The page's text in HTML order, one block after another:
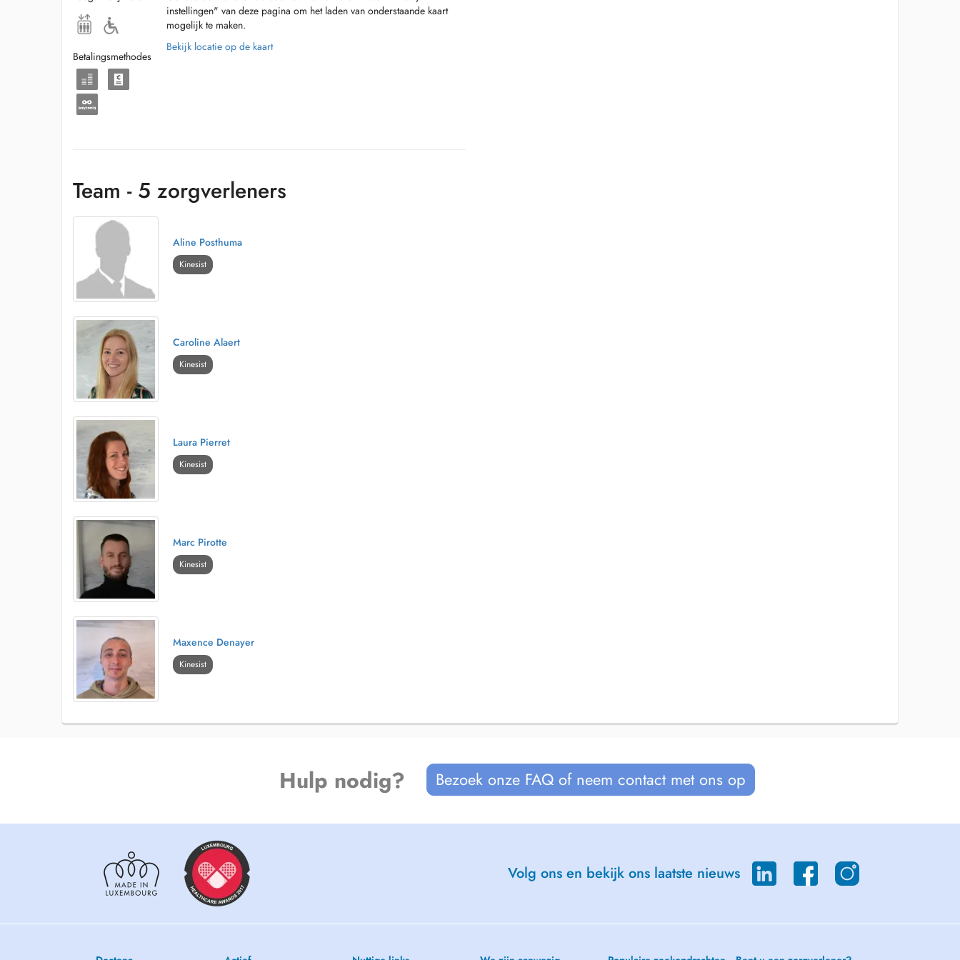
Rééducation du plancher pelvien féminine et masculine (urogynécologie)
Rééducation concernant une pathologie neurologique
Rééducation temporo-mandibulaire
Drainage lymphatique (manuel et par pressothérapie)
Thérapie par ondes de choc
Fangothérapie
Taping et kinésiotaping
Electrothérapie
Ultrason
LPG cicatrices
sous prescription médicale.
Tout rendez-vous doit être annulé au moins 24h à l'avance.
téléphone.
Tout rendez-vous non annulé sera facturé dans sa totalité.
Betalingsmethodes
instellingen" van deze pagina om het laden van onderstaande kaart
mogelijk te maken.
Bekijk locatie op de kaart
Team - 5 zorgverleners
Aline Posthuma
Kinesist
Caroline Alaert
Kinesist
Laura Pierret
Kinesist
Marc Pirotte
Kinesist
Maxence Denayer
Kinesist
Hulp nodig? Bezoek onze FAQ of neem contact met ons op
Volg ons en bekijk ons laatste nieuws